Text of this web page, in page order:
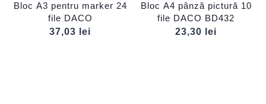
Bloc A3 pentru marker 24
file DACO
37,03
lei
Bloc A4 pânză pictură 10
file DACO BD432
23,30
lei